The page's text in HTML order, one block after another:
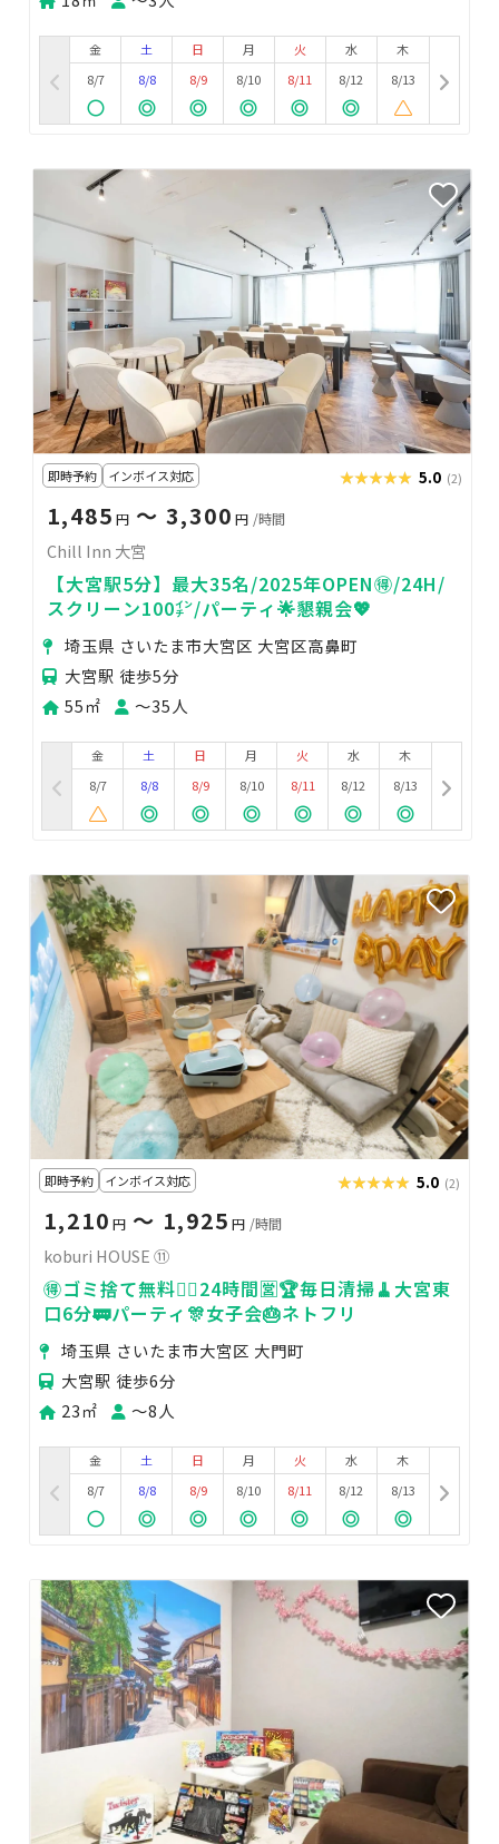
金
8/7
土
8/8
日
8/9
月
8/10
火
8/11
水
8/12
木
8/13
即時予約 インボイス対応 ★★★★★
★★★★★ 5.0 (2)
1,485 円〜 3,300 円 /時間
Chill Inn 大宮
【大宮駅5分】最大35名/2025年OPEN🉐/24H/
スクリーン100㌅/パーティ🌟懇親会💖
埼玉県 さいたま市大宮区 大宮区高鼻町
大宮駅 徒歩5分
55㎡
〜35人
金
8/7
土
8/8
日
8/9
月
8/10
火
8/11
水
8/12
木
8/13
即時予約 インボイス対応 ★★★★★
★★★★★ 5.0 (2)
1,210 円 〜 1,925 円 /時間
koburi HOUSE ⑪
🉐ゴミ捨て無料🙆‍♀️24時間🈺🏆毎日清掃🧹大宮東
口6分🚃パーティ🎊女子会🎂ネトフリ
埼玉県 さいたま市大宮区 大門町
大宮駅 徒歩6分
23㎡
〜8人
金
8/7
土
8/8
日
8/9
月
8/10
火
8/11
水
8/12
木
8/13